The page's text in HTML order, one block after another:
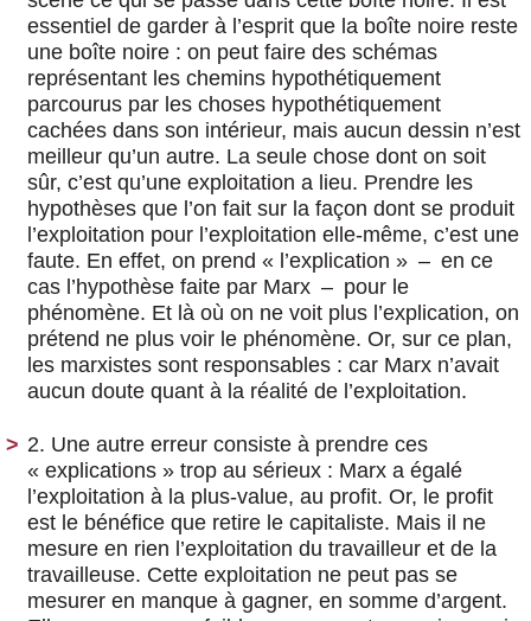
essentiel de garder à l’esprit que la boîte noire reste
une boîte noire : on peut faire des schémas
représentant les chemins hypothétiquement
parcourus par les choses hypothétiquement
cachées dans son intérieur, mais aucun dessin n’est
meilleur qu’un autre. La seule chose dont on soit
sûr, c’est qu’une exploitation a lieu. Prendre les
hypothèses que l’on fait sur la façon dont se produit
l’exploitation pour l’exploitation elle-même, c’est une
faute. En effet, on prend « l’explication » – en ce
cas l’hypothèse faite par Marx – pour le
phénomène. Et là où on ne voit plus l’explication, on
prétend ne plus voir le phénomène. Or, sur ce plan,
les marxistes sont responsables : car Marx n’avait
aucun doute quant à la réalité de l’exploitation.
2. Une autre erreur consiste à prendre ces
« explications » trop au sérieux : Marx a égalé
l’exploitation à la plus-value, au profit. Or, le profit
est le bénéfice que retire le capitaliste. Mais il ne
mesure en rien l’exploitation du travailleur et de la
travailleuse. Cette exploitation ne peut pas se
mesurer en manque à gagner, en somme d’argent.